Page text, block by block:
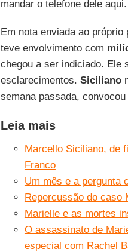
mandar o telefone dele
Em nota enviada ao
teve envolvimento com
chegou a ser indiciado. Ele
esclarecimentos. Siciliano
semana passada,
Leia mais
Marcello Siciliano, de
Franco
Um mês e a pergunta
Repercussão do caso
Marielle e as mortes
O assassinato de
especial com Rachel